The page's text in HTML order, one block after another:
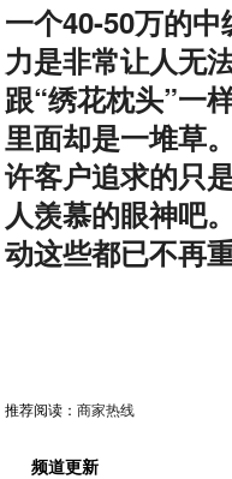
一个40-50万的
力是非常让人无
跟“绣花枕头”一
里面却是一堆草
许客户追求的只
人羡慕的眼神吧
动这些都已不再重
推荐阅读：商家热线
频道更新